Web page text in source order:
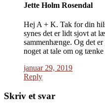
Jette Holm Rosendal
Hej A + K. Tak for din
synes det er lidt sjovt at
sammenhænge. Og det
noget at tale om og
januar 29, 2019
Reply
Skriv et svar